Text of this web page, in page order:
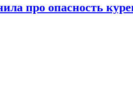
про опасность